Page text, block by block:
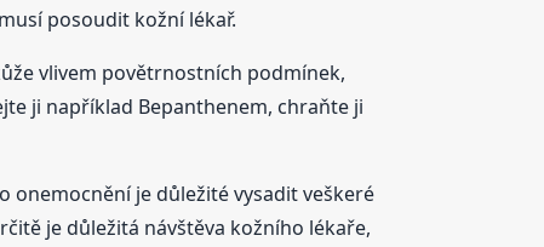
posoudit kožní lékař.
vlivem povětrnostních podmínek,
ji například Bepanthenem, chraňte ji
je důležité vysadit veškeré
je důležitá návštěva kožního lékaře,